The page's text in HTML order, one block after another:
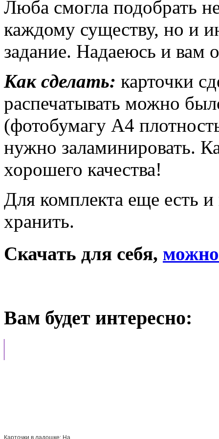
Люба смогла подобрать
каждому существу, но и
задание. Надаеюсь и вам
Как сделать: карточки
распечатывать можно
(фотобумагу А4
нужно заламинировать.
хорошего качества!
Для комплекта еще есть
хранить.
Скачать для себя, можно
Вам будет интересно:
Карточки в ладошке: На